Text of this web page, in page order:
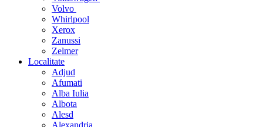
Volvo
Whirlpool
Xerox
Zanussi
Zelmer
Localitate
Adjud
Afumati
Alba Iulia
Albota
Alesd